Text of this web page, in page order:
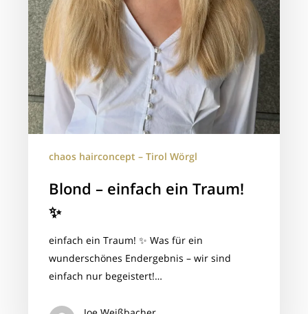
chaos hairconcept – Tirol Wörgl
Blond – einfach ein Traum!
✨
einfach ein Traum! ✨ Was für ein
wunderschönes Endergebnis – wir sind
einfach nur begeistert!…